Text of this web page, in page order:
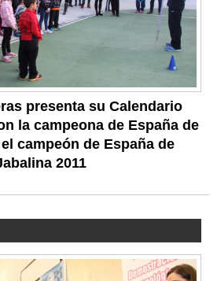
presenta su Calendario
la campeona de España de
campeón de España de
2011